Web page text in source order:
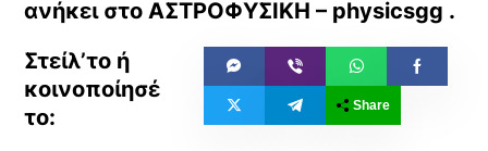
ανήκει στοΑΣΤΡΟΦΥΣΙΚΗ – physicsgg .
Share